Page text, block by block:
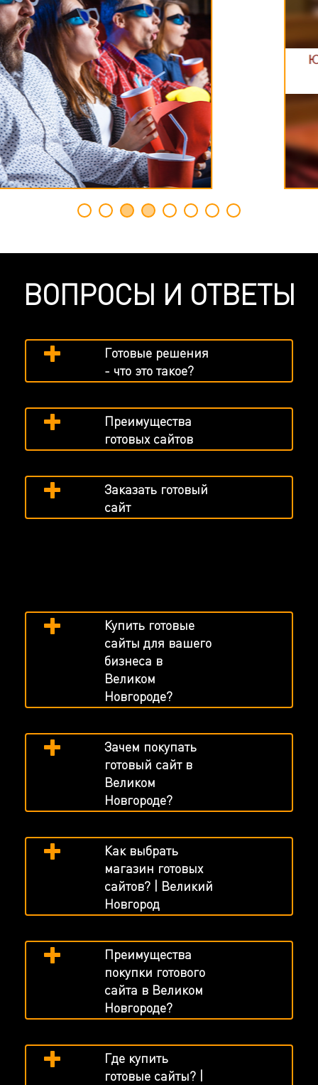
ВОПРОСЫ И ОТВЕТЫ
Готовые решения
- что это такое?
Преимущества
готовых сайтов
Заказать готовый
сайт
Купить готовые
сайты для вашего
бизнеса в
Великом
Новгороде?
Зачем покупать
готовый сайт в
Великом
Новгороде?
Как выбрать
магазин готовых
сайтов? | Великий
Новгород
Преимущества
покупки готового
сайта в Великом
Новгороде?
Где купить
готовые сайты? |